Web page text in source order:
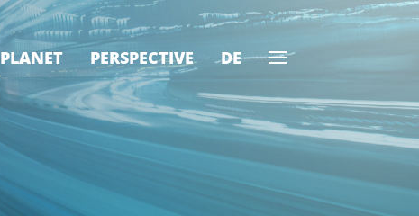
PLANET PERSPECTIVE DE